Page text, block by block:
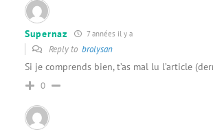
Supernaz 7 années il y a
Reply to brolysan
Si je comprends bien, t’as mal lu l’article
0